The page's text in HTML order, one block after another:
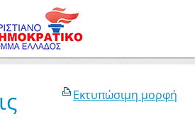
Εκτυπώσιμη μορφή